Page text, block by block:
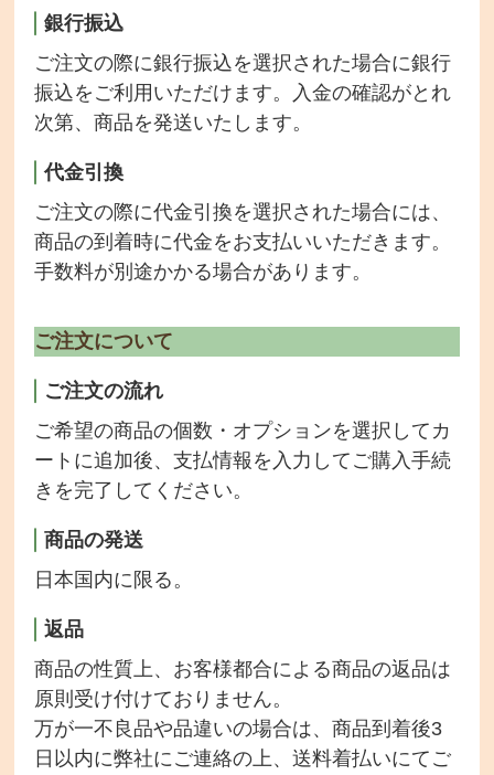
銀行振込
ご注文の際に銀行振込を選択された場合に銀行
振込をご利用いただけます。入金の確認がとれ
次第、商品を発送いたします。
代金引換
ご注文の際に代金引換を選択された場合には、
商品の到着時に代金をお支払いいただきます。
手数料が別途かかる場合があります。
ご注文について
ご注文の流れ
ご希望の商品の個数・オプションを選択してカ
ートに追加後、支払情報を入力してご購入手続
きを完了してください。
商品の発送
日本国内に限る。
返品
商品の性質上、お客様都合による商品の返品は
原則受け付けておりません。
万が一不良品や品違いの場合は、商品到着後3
日以内に弊社にご連絡の上、送料着払いにてご